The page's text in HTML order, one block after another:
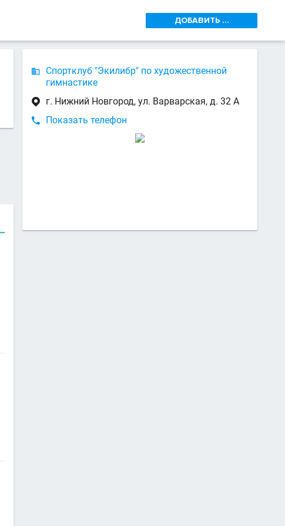
ДОБАВИТЬ ...

Спортклуб "Экилибр" по художественной
гимнастике
 г. Нижний Новгород, ул. Варварская, д. 32 А
 Показать телефон